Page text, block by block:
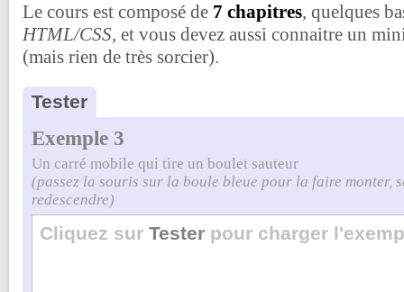
Le cours est composé de 7 chapitres, quelques
HTML/CSS, et vous devez aussi connaitre un
(mais rien de très sorcier).
Tester
Exemple 3
Un carré mobile qui tire un boulet sauteur
(passez la souris sur la boule bleue pour la faire monter,
redescendre)